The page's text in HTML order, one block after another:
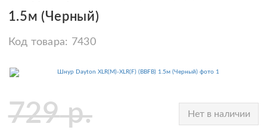
1.5м (Черный)
Код товара: 7430
729р. Нет в наличии